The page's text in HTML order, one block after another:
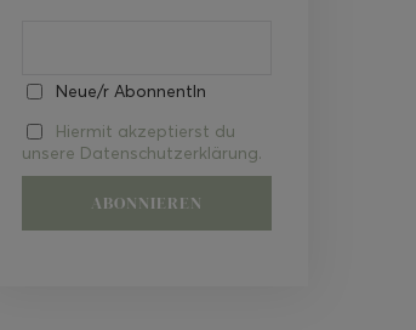
Neue/r AbonnentIn
Hiermit akzeptierst du
unsere Datenschutzerklärung.